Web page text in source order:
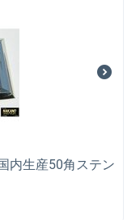
生産50角ステン